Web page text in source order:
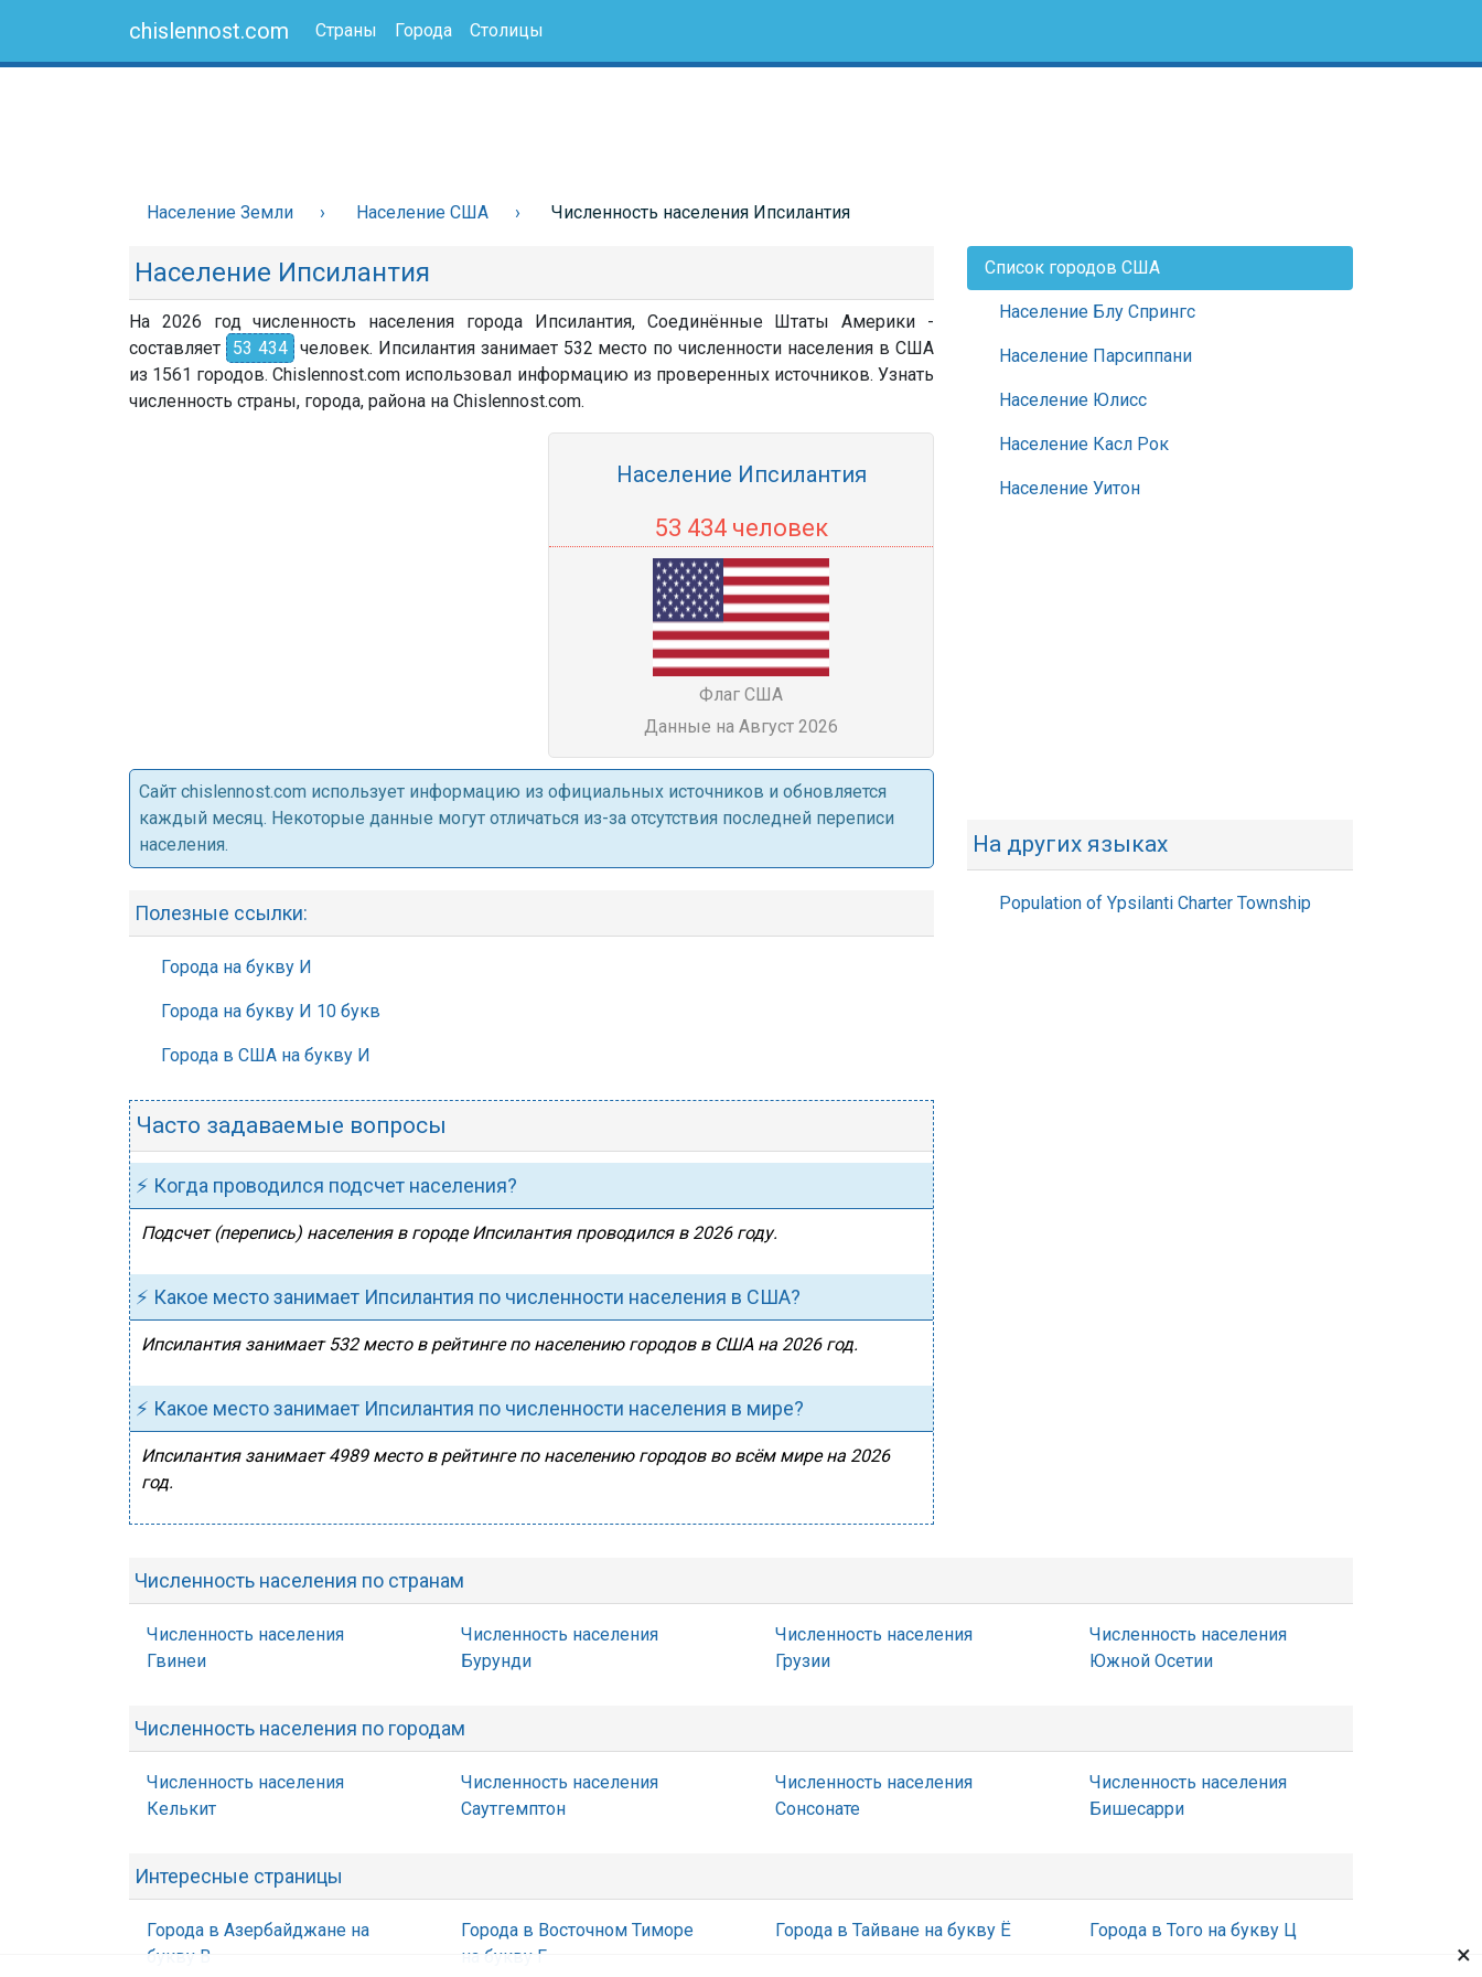
chislennost.com Страны Города Столицы
Население Земли Население США Численность населения Ипсилантия
Население Ипсилантия
На 2026 год численность населения города Ипсилантия, Соединённые Штаты Америки -
составляет
53 434 человек. Ипсилантия занимает 532 место по численности населения в США
из 1561 городов. Chislennost.com использовал информацию из проверенных источников. Узнать
численность страны, города, района на Chislennost.com.
Население Ипсилантия
53 434 человек
Флаг США
Данные на Август 2026
Cайт chislennost.com использует информацию из официальных источников и обновляется
каждый месяц. Некоторые данные могут отличаться из-за отсутствия последней переписи
населения.
Полезные ссылки:
Города на букву И
Города на букву И 10 букв
Города в США на букву И
Часто задаваемые вопросы
⚡ Когда проводился подсчет населения?
Подсчет (перепись) населения в городе Ипсилантия проводился в 2026 году.
⚡ Какое место занимает Ипсилантия по численности населения в США?
Ипсилантия занимает 532 место в рейтинге по населению городов в США на 2026 год.
⚡ Какое место занимает Ипсилантия по численности населения в мире?
Ипсилантия занимает 4989 место в рейтинге по населению городов во всём мире на 2026
год.
Список городов США
Население Блу Спрингс
Население Парсиппани
Население Юлисс
Население Касл Рок
Население Уитон
На других языках
Population of Ypsilanti Charter Township
Численность населения по странам
Численность населения
Гвинеи
Численность населения
Бурунди
Численность населения
Грузии
Численность населения
Южной Осетии
Численность населения по городам
Численность населения
Келькит
Численность населения
Саутгемптон
Численность населения
Сонсонате
Численность населения
Бишесарри
Интересные страницы
Города в Азербайджане на
букву В
Города в Восточном Тиморе
на букву Г
Города в Тайване на букву Ё Города в Того на букву Ц
×